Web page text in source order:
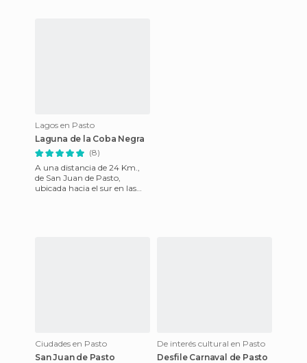
Lagos en Pasto
Laguna de la Coba Negra
(8)
A una distancia de 24 Km.,
de San Juan de Pasto,
ubicada hacia el sur en las
Ciudades en Pasto
San Juan de Pasto
De interés cultural en Pasto
Desfile Carnaval de Pasto